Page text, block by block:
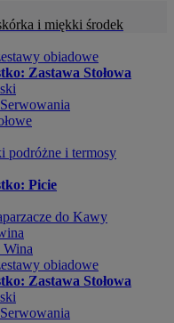
i miękki środek
obiadowe
Zastawa Stołowa
podróżne i termosy
Picie
do Kawy
Wina
obiadowe
Zastawa Stołowa